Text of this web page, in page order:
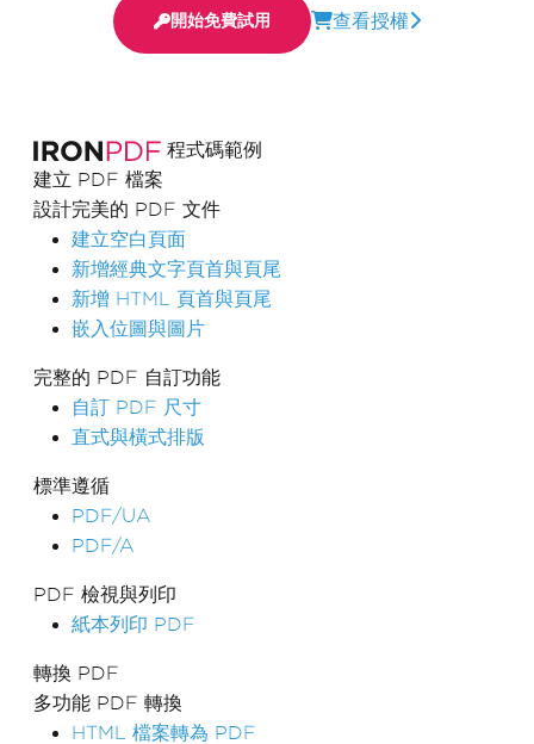
程式碼範例
建立 PDF 檔案
設計完美的 PDF 文件
建立空白頁面
新增經典文字頁首與頁尾
新增 HTML 頁首與頁尾
嵌入位圖與圖片
完整的 PDF 自訂功能
自訂 PDF 尺寸
直式與橫式排版
標準遵循
PDF/UA
PDF/A
PDF 檢視與列印
紙本列印 PDF
轉換 PDF
多功能 PDF 轉換
HTML 檔案轉為 PDF
SaveAs("Stamped.pdf" );
開始免費試用 查看授權